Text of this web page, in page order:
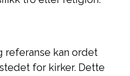
referanse kan ordet
for kirker. Dette